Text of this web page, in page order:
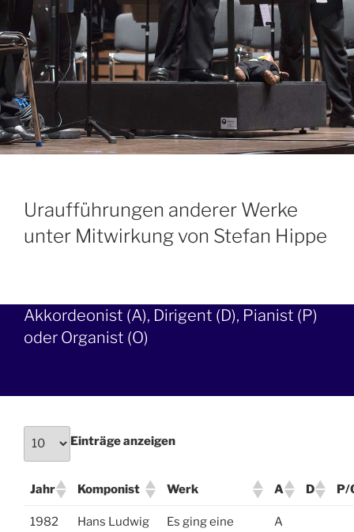
Uraufführungen anderer Werke
unter Mitwirkung von Stefan Hippe
Akkordeonist (A), Dirigent (D), Pianist (P)
oder Organist (O)
Einträge anzeigen
Jahr Komponist Werk A D P/
1982
Hans Ludwig
Es ging eine
A